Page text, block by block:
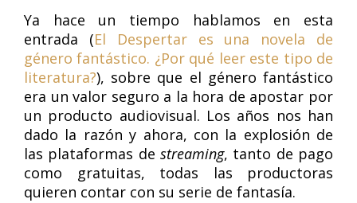
Ya hace un tiempo hablamos en esta
entrada (El Despertar es una novela de
género fantástico. ¿Por qué leer este tipo de
literatura?), sobre que el género fantástico
era un valor seguro a la hora de apostar por
un producto audiovisual. Los años nos han
dado la razón y ahora, con la explosión de
las plataformas de streaming, tanto de pago
como gratuitas, todas las productoras
quieren contar con su serie de fantasía.